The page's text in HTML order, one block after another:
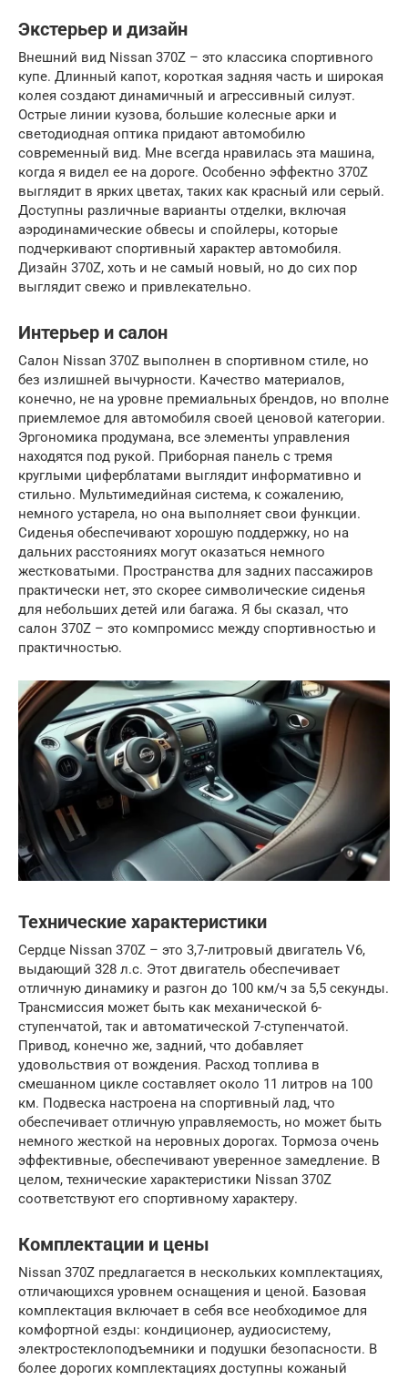
Экстерьер и дизайн
Внешний вид Nissan 370Z – это классика спортивного
купе. Длинный капот, короткая задняя часть и широкая
колея создают динамичный и агрессивный силуэт.
Острые линии кузова, большие колесные арки и
светодиодная оптика придают автомобилю
современный вид. Мне всегда нравилась эта машина,
когда я видел ее на дороге. Особенно эффектно 370Z
выглядит в ярких цветах, таких как красный или серый.
Доступны различные варианты отделки, включая
аэродинамические обвесы и спойлеры, которые
подчеркивают спортивный характер автомобиля.
Дизайн 370Z, хоть и не самый новый, но до сих пор
выглядит свежо и привлекательно.
Интерьер и салон
Салон Nissan 370Z выполнен в спортивном стиле, но
без излишней вычурности. Качество материалов,
конечно, не на уровне премиальных брендов, но вполне
приемлемое для автомобиля своей ценовой категории.
Эргономика продумана, все элементы управления
находятся под рукой. Приборная панель с тремя
круглыми циферблатами выглядит информативно и
стильно. Мультимедийная система, к сожалению,
немного устарела, но она выполняет свои функции.
Сиденья обеспечивают хорошую поддержку, но на
дальних расстояниях могут оказаться немного
жестковатыми. Пространства для задних пассажиров
практически нет, это скорее символические сиденья
для небольших детей или багажа. Я бы сказал, что
салон 370Z – это компромисс между спортивностью и
практичностью.
Технические характеристики
Сердце Nissan 370Z – это 3,7-литровый двигатель V6,
выдающий 328 л.с. Этот двигатель обеспечивает
отличную динамику и разгон до 100 км/ч за 5,5 секунды.
Трансмиссия может быть как механической 6-
ступенчатой, так и автоматической 7-ступенчатой.
Привод, конечно же, задний, что добавляет
удовольствия от вождения. Расход топлива в
смешанном цикле составляет около 11 литров на 100
км. Подвеска настроена на спортивный лад, что
обеспечивает отличную управляемость, но может быть
немного жесткой на неровных дорогах. Тормоза очень
эффективные, обеспечивают уверенное замедление. В
целом, технические характеристики Nissan 370Z
соответствуют его спортивному характеру.
Комплектации и цены
Nissan 370Z предлагается в нескольких комплектациях,
отличающихся уровнем оснащения и ценой. Базовая
комплектация включает в себя все необходимое для
комфортной езды: кондиционер, аудиосистему,
электростеклоподъемники и подушки безопасности. В
более дорогих комплектациях доступны кожаный